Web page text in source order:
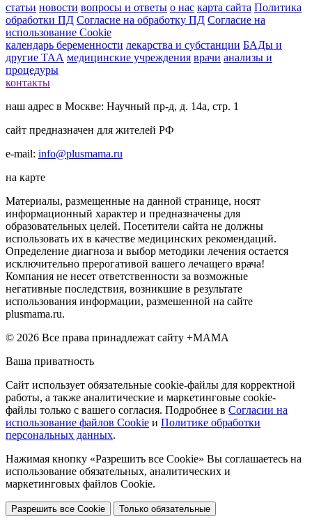
статьи новости вопросы и ответы о нас карта сайта Политика
обработки ПД Согласие на обработку ПД Согласие на
использование Cookie
календарь беременности лекарства и субстанции БАДы и
другие ТАА медицинские учреждения врачи анализы и
процедуры
контакты
наш адрес в Москве: Научный пр-д, д. 14а, стр. 1
сайт предназначен для жителей РФ
e-mail: info@plusmama.ru
на карте
Материалы, размещенные на данной странице, носят
информационный характер и предназначены для
образовательных целей. Посетители сайта не должны
использовать их в качестве медицинских рекомендаций.
Определение диагноза и выбор методики лечения остается
исключительно прерогативой вашего лечащего врача!
Компания не несет ответственности за возможные
негативные последствия, возникшие в результате
использования информации, размешенной на сайте
plusmama.ru.
© 2026 Все права принадлежат сайту +МАМА
Ваша приватность
Сайт использует обязательные cookie-файлы для корректной
работы, а также аналитические и маркетинговые cookie-
файлы только с вашего согласия. Подробнее в Согласии на
использование файлов Cookie и Политике обработки
персональных данных.
Нажимая кнопку «Разрешить все Cookie» Вы соглашаетесь на
использование обязательных, аналитических и
маркетинговых файлов Cookie.
Разрешить все Cookie Только обязательные